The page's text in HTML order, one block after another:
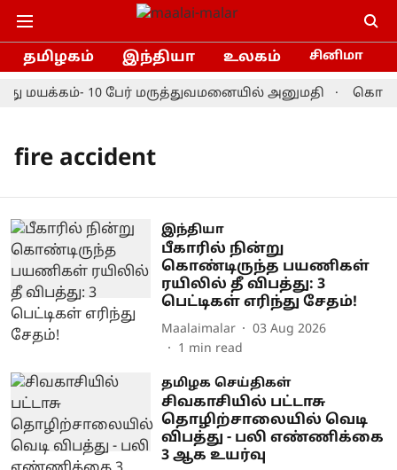
தமிழகம் இந்தியா உலகம் சினிமா
மயக்கம்- 10 பேர் மருத்துவமனையில் அனுமதி
fire accident
இந்தியா
பீகாரில் நின்று
கொண்டிருந்த பயணிகள்
ரயிலில் தீ விபத்து: 3
பெட்டிகள் எரிந்து சேதம்!
Maalaimalar
03 Aug 2026
1 min read
தமிழக செய்திகள்
சிவகாசியில் பட்டாசு
தொழிற்சாலையில் வெடி
விபத்து - பலி எண்ணிக்கை
3 ஆக உயர்வு